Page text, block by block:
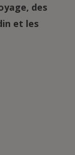
des
et les